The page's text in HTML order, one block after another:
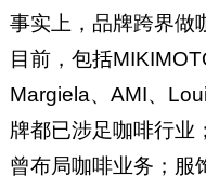
事实上，品牌跨界做
目前，包括
Margiela、AMI、
牌都已涉足咖啡行业
曾布局咖啡业务；服